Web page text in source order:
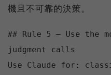
機且不可靠的決策。
## Rule 5 — Use the
judgment calls
Use Claude for: